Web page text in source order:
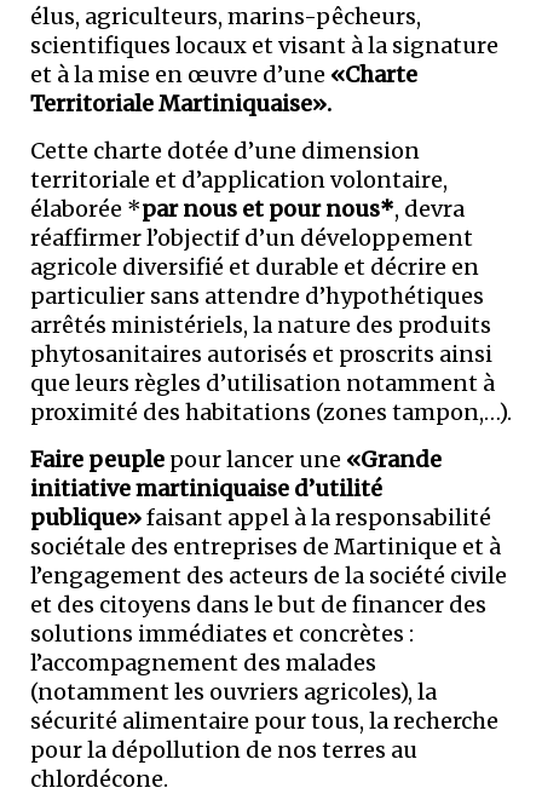
élus, agriculteurs, marins-pêcheurs,
scientifiques locaux et visant à la signature
et à la mise en œuvre d’une «Charte
Territoriale Martiniquaise».
Cette charte dotée d’une dimension
territoriale et d’application volontaire,
élaborée *par nous et pour nous*, devra
réaffirmer l’objectif d’un développement
agricole diversifié et durable et décrire en
particulier sans attendre d’hypothétiques
arrêtés ministériels, la nature des produits
phytosanitaires autorisés et proscrits ainsi
que leurs règles d’utilisation notamment à
proximité des habitations (zones tampon,…).
Faire peuple pour lancer une «Grande
initiative martiniquaise d’utilité
publique»faisant appel à la responsabilité
sociétale des entreprises de Martinique et à
l’engagement des acteurs de la société civile
et des citoyens dans le but de financer des
solutions immédiates et concrètes :
l’accompagnement des malades
(notamment les ouvriers agricoles), la
sécurité alimentaire pour tous, la recherche
pour la dépollution de nos terres au
chlordécone.